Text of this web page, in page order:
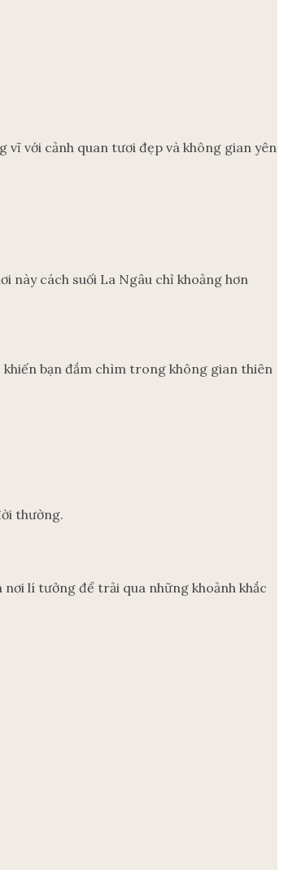
với cảnh quan tươi đẹp và không gian yên
này cách suối La Ngâu chỉ khoảng hơn
bạn đắm chìm trong không gian thiên
thường.
lí tưởng để trải qua những khoảnh khắc